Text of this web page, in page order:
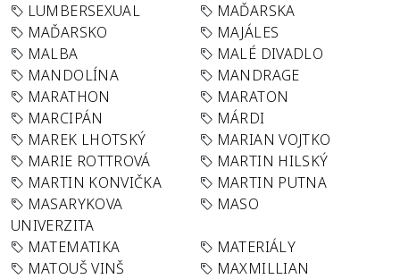
LUMBERSEXUAL
MAĎARSKA
MAĎARSKO
MAJÁLES
MALBA
MALÉ DIVADLO
MANDOLÍNA
MANDRAGE
MARATHON
MARATON
MARCIPÁN
MÁRDI
MAREK LHOTSKÝ
MARIAN VOJTKO
MARIE ROTTROVÁ
MARTIN HILSKÝ
MARTIN KONVIČKA
MARTIN PUTNA
MASARYKOVA
UNIVERZITA
MASO
MATEMATIKA
MATERIÁLY
MATOUŠ VINŠ
MAXMILLIAN